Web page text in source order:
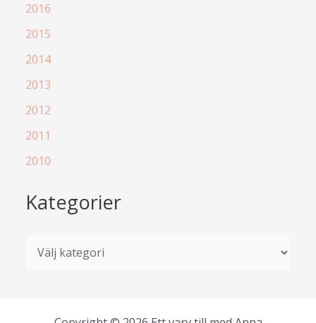
2016
2015
2014
2013
2012
2011
2010
Kategorier